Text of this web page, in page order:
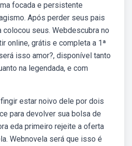
focada e persistente
Após perder seus pais
colocou seus. Webdescubra no
online, grátis e completa a 1ª
isso amor?, disponível tanto
na legendada, e com
estar noivo dele por dois
para devolver sua bolsa de
eda primeiro rejeite a oferta
Webnovela será que isso é